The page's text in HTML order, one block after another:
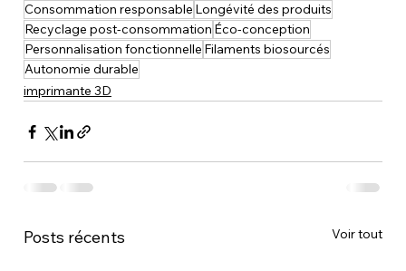
Consommation responsable Longévité des produits
Recyclage post-consommation Éco-conception
Personnalisation fonctionnelle Filaments biosourcés
Autonomie durable
imprimante 3D
Posts récents Voir tout